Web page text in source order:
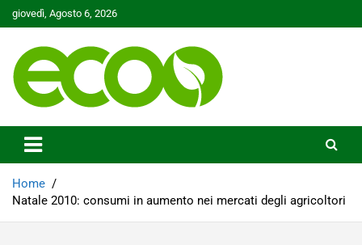
Skip
to
giovedì, Agosto 6, 2026
Ecoo.it
Home
Natale 2010: consumi in aumento nei mercati degli agricoltori